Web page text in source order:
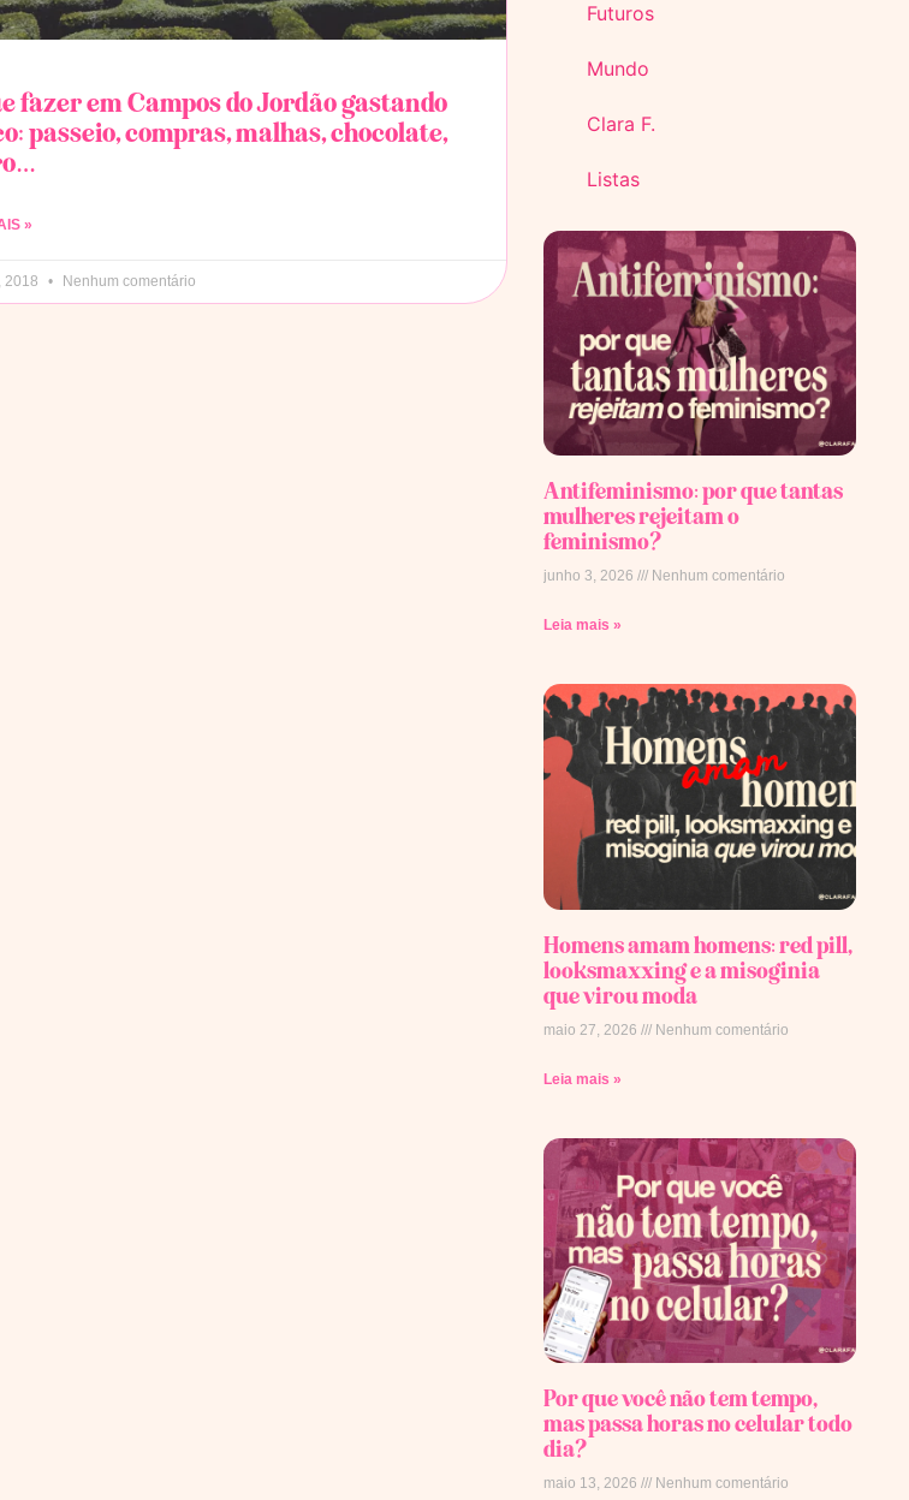
fazer em Campos do Jordão gastando
passeio, compras, malhas, chocolate,
»
2018 Nenhum comentário
Futuros
Mundo
Clara F.
Listas
Antifeminismo: por que tantas
mulheres rejeitam o
feminismo?
junho 3, 2026 Nenhum comentário
Leia mais »
Homens amam homens: red pill,
looksmaxxing e a misoginia
que virou moda
maio 27, 2026 Nenhum comentário
Leia mais »
Por que você não tem tempo,
mas passa horas no celular todo
dia?
maio 13, 2026 Nenhum comentário